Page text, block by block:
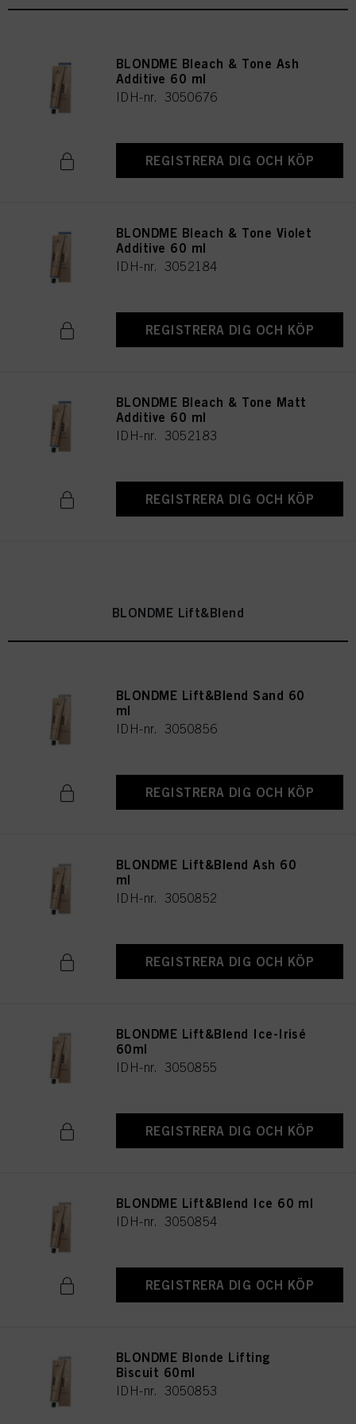
BLONDME Bleach & Tone Ash
Additive 60 ml
IDH-nr. 3050676
REGISTRERA DIG OCH KÖP
BLONDME Bleach & Tone Violet
Additive 60 ml
IDH-nr. 3052184
REGISTRERA DIG OCH KÖP
BLONDME Bleach & Tone Matt
Additive 60 ml
IDH-nr. 3052183
REGISTRERA DIG OCH KÖP
BLONDME Lift&Blend
BLONDME Lift&Blend Sand 60
ml
IDH-nr. 3050856
REGISTRERA DIG OCH KÖP
BLONDME Lift&Blend Ash 60
ml
IDH-nr. 3050852
REGISTRERA DIG OCH KÖP
BLONDME Lift&Blend Ice-Irisé
60ml
IDH-nr. 3050855
REGISTRERA DIG OCH KÖP
BLONDME Lift&Blend Ice 60 ml
IDH-nr. 3050854
REGISTRERA DIG OCH KÖP
BLONDME Blonde Lifting
Biscuit 60ml
IDH-nr. 3050853